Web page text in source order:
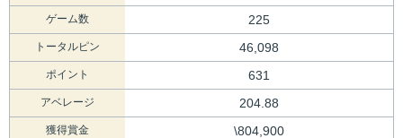
ゲーム数 225
トータルピン 46,098
ポイント 631
アベレージ 204.88
獲得賞金 \804,900